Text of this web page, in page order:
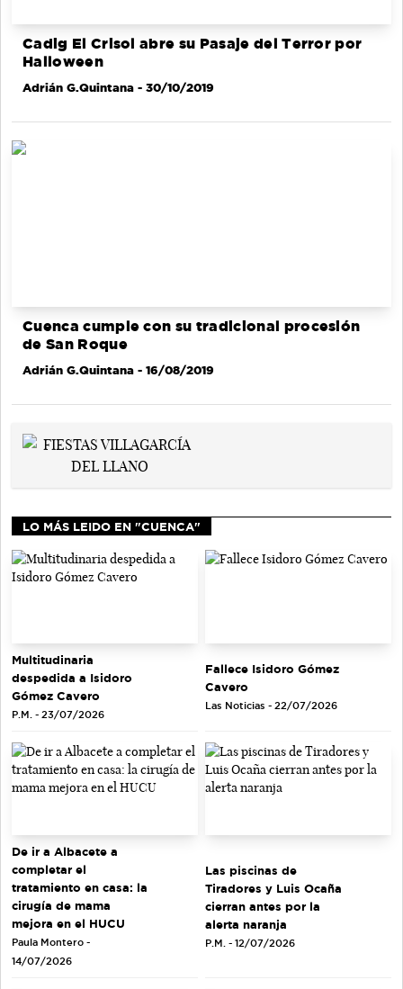
Cadig El Crisol abre su Pasaje del Terror por
Halloween
Adrián G.Quintana - 30/10/2019
Cuenca cumple con su tradicional procesión
de San Roque
Adrián G.Quintana - 16/08/2019
LO MÁS LEIDO EN "CUENCA"
Multitudinaria
despedida a Isidoro
Gómez Cavero
P.M. - 23/07/2026
Fallece Isidoro Gómez
Cavero
Las Noticias - 22/07/2026
De ir a Albacete a
completar el
tratamiento en casa: la
cirugía de mama
mejora en el HUCU
Paula Montero -
14/07/2026
Las piscinas de
Tiradores y Luis Ocaña
cierran antes por la
alerta naranja
P.M. - 12/07/2026